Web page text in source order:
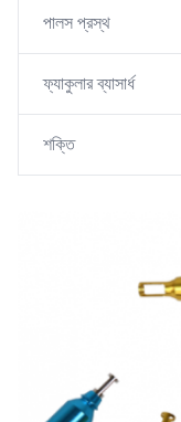
পালস প্রস্থ
ফ্যাকুলার ব্যাসার্ধ
শক্তি